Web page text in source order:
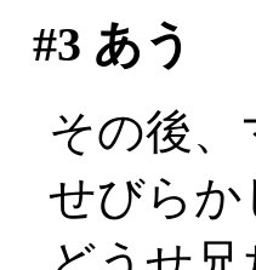
#3 あう
その後
せびらか